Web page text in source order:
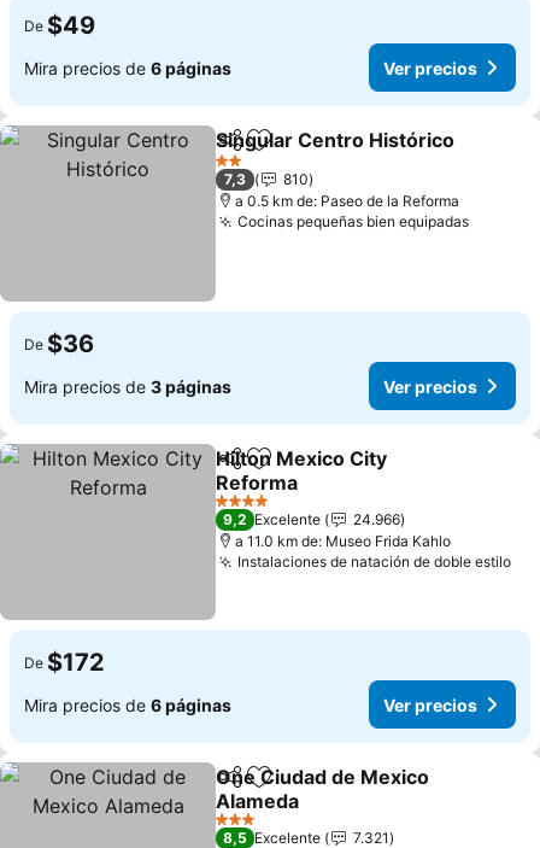
De $49
Mira precios de 6 páginas Ver precios
CompartirAgregar a favoritos
Singular Centro Histórico
2 Estrellas
7,3
810
a 0.5 km de: Paseo de la Reforma
Cocinas pequeñas bien equipadasVer
De $36
Mira precios de 3 páginas Ver precios
CompartirAgregar a favoritos
Hilton Mexico City
Reforma
Ver precios
4 Estrellas
9,2 Excelente
24.966
a 11.0 km de: Museo Frida Kahlo
Instalaciones de natación de doble estilo
De $172
Mira precios de 6 páginas Ver precios
CompartirAgregar a favoritos
One Ciudad de Mexico
Alameda
Ver precios
3 Estrellas
8,5 Excelente
7.321